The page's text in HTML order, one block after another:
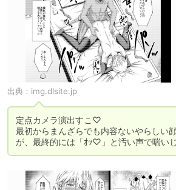
出典： img.dlsite.jp
定点カメラ演出すこ♡
最初からまんざらでも内容ないやらしい
が、最終的には「ｵｯ♡」と汚い声で喘い